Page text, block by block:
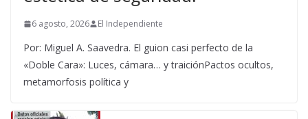
6 agosto, 2026 El Independiente
Por: Miguel A. Saavedra. El guion casi perfecto de la
«Doble Cara»: Luces, cámara… y traiciónPactos ocultos,
metamorfosis política y